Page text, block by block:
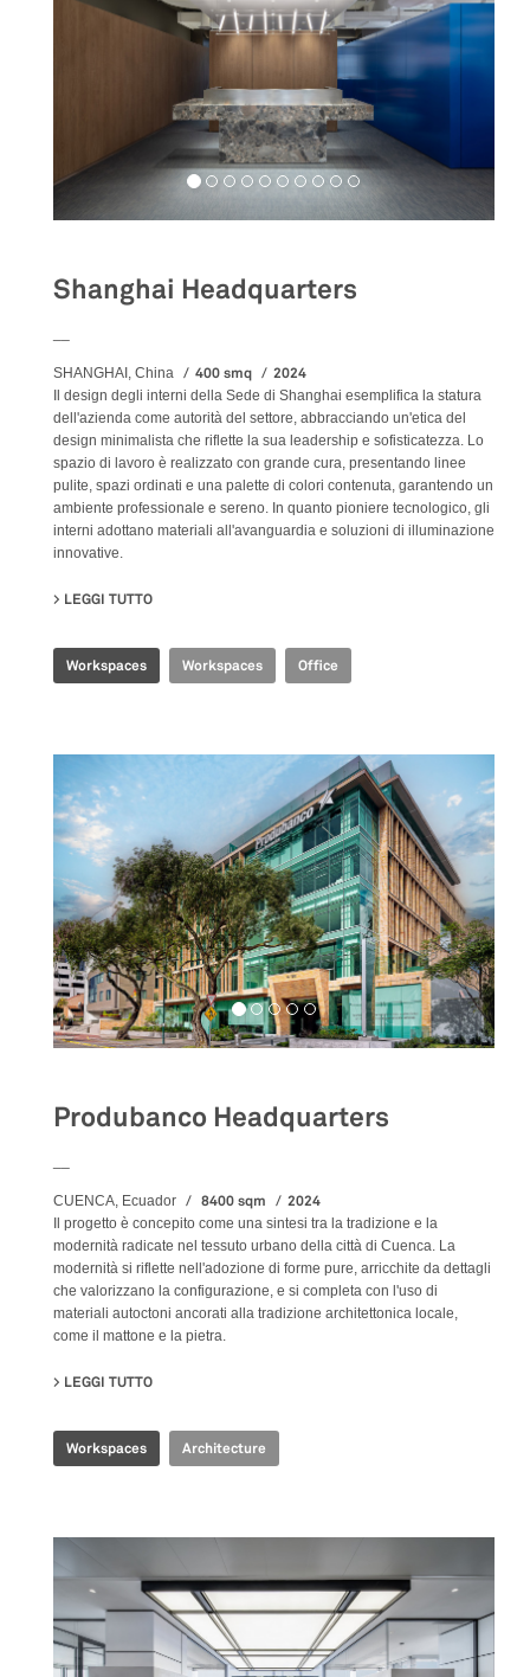
Shanghai Headquarters
SHANGHAI, China 400 smq 2024
Il design degli interni della Sede di Shanghai esemplifica la statura
dell'azienda come autorità del settore, abbracciando un'etica del
design minimalista che riflette la sua leadership e sofisticatezza. Lo
spazio di lavoro è realizzato con grande cura, presentando linee
pulite, spazi ordinati e una palette di colori contenuta, garantendo un
ambiente professionale e sereno. In quanto pioniere tecnologico, gli
interni adottano materiali all'avanguardia e soluzioni di illuminazione
innovative.
LEGGI TUTTO
Workspaces Workspaces Office
Produbanco Headquarters
CUENCA, Ecuador 8400 sqm 2024
Il progetto è concepito come una sintesi tra la tradizione e la
modernità radicate nel tessuto urbano della città di Cuenca. La
modernità si riflette nell'adozione di forme pure, arricchite da dettagli
che valorizzano la configurazione, e si completa con l'uso di
materiali autoctoni ancorati alla tradizione architettonica locale,
come il mattone e la pietra.
LEGGI TUTTO
Workspaces Architecture